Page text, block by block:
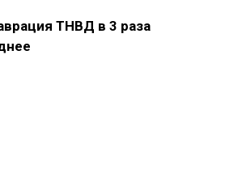
ТНВД в 3 раза